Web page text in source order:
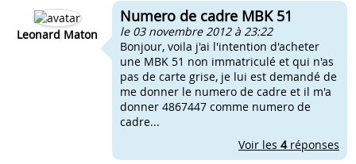
Mbk 51 evasion mbk
Carbu qui touche au cadre sur 51
Leonard Maton
Numero de cadre MBK 51
le 03 novembre 2012 à 23:22
Bonjour, voila j'ai l'intention d'acheter
une MBK 51 non immatriculé et qui n'as
pas de carte grise, je lui est demandé de
me donner le numero de cadre et il m'a
donner 4867447 comme numero de
cadre...
Voir les 4réponses